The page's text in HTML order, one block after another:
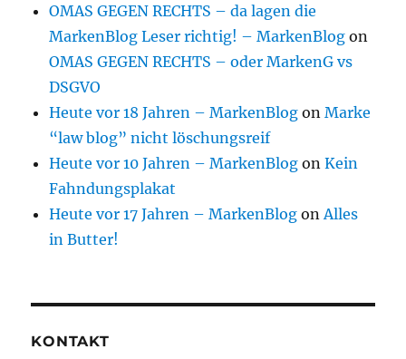
OMAS GEGEN RECHTS – da lagen die
MarkenBlog Leser richtig! – MarkenBlog on
OMAS GEGEN RECHTS – oder MarkenG vs
DSGVO
Heute vor 18 Jahren – MarkenBlog onMarke
“law blog” nicht löschungsreif
Heute vor 10 Jahren – MarkenBlog onKein
Fahndungsplakat
Heute vor 17 Jahren – MarkenBlog onAlles
in Butter!
KONTAKT